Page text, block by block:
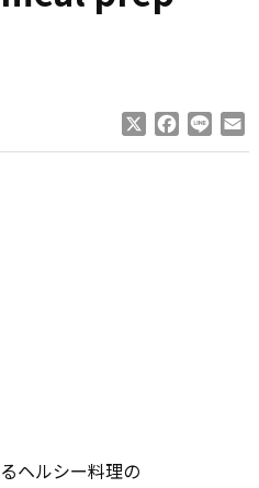
Facebook
Line
ヘルシー料理の